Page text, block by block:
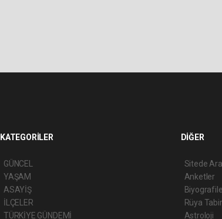
KATEGORİLER
GÜNCEL
YAŞAM
ASAYİŞ
İLÇELER
TÜRKİYE GÜNDEMİ
DİĞER
Sitede Ara
Anketler
Rüya
Astroloji